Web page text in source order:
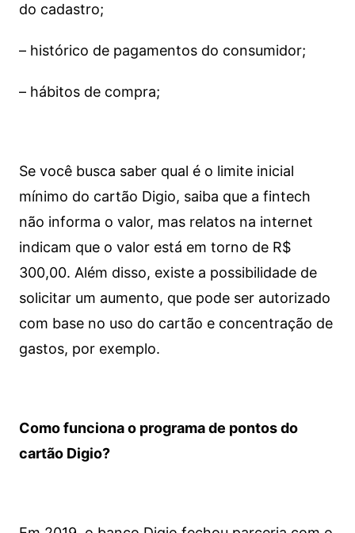
do cadastro;
– histórico de pagamentos do consumidor;
– hábitos de compra;
Se você busca saber qual é o limite inicial
mínimo do cartão Digio, saiba que a fintech
não informa o valor, mas relatos na internet
indicam que o valor está em torno de R$
300,00. Além disso, existe a possibilidade de
solicitar um aumento, que pode ser autorizado
com base no uso do cartão e concentração de
gastos, por exemplo.
Como funciona o programa de pontos do
cartão Digio?